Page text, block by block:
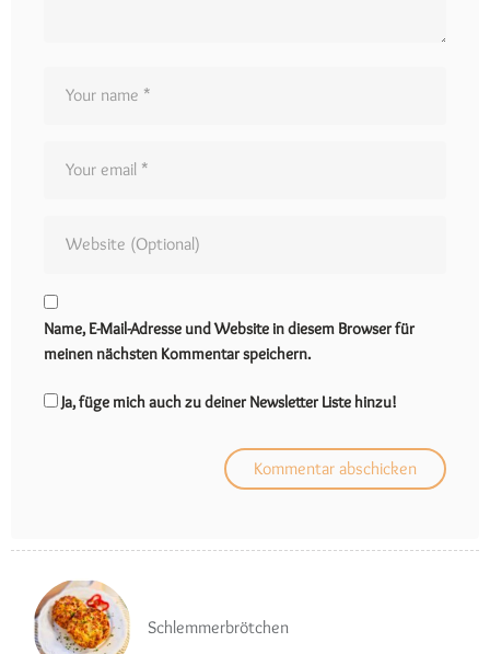
Name, E-Mail-Adresse und Website in diesem Browser für
meinen nächsten Kommentar speichern.
Ja, füge mich auch zu deiner Newsletter Liste hinzu!
Schlemmerbrötchen